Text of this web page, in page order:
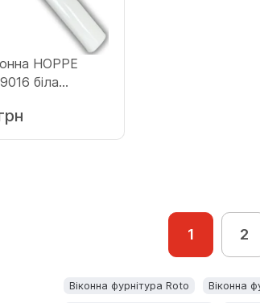
HOPPE
1 2
Віконна фурнітура Roto Віконна